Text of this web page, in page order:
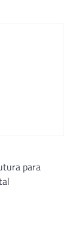
para